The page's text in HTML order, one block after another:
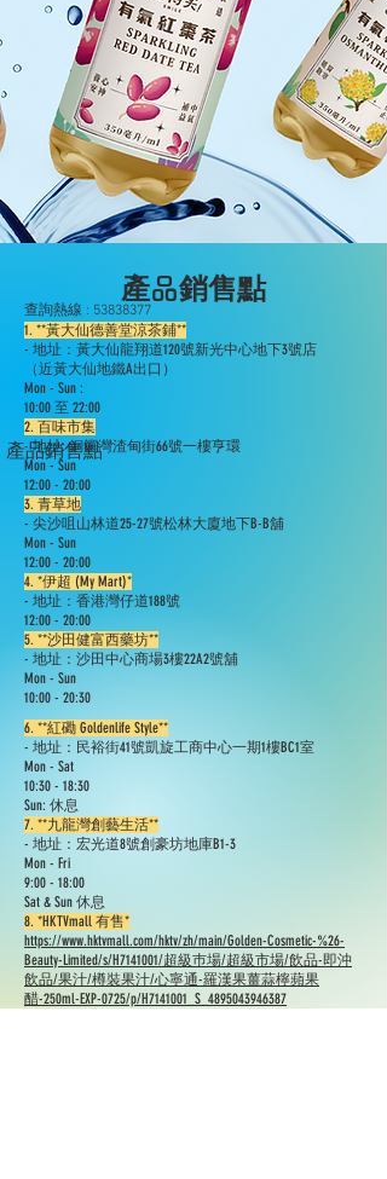
​產品銷售點
產品銷售點
查詢熱線 : 53838377
1. **黃大仙德善堂涼茶鋪**
- 地址：黃大仙龍翔道120號新光中心地下3號店
（近黃大仙地鐵A出口）
Mon - Sun :
10:00 至 22:00
2. 百味市集
- 地址: 銅鑼灣渣甸街66號一樓亨環
Mon - Sun
12:00 - 20:00
3. 青草地
- 尖沙咀山林道25-27號松林大廈地下B-B舖
Mon - Sun
12:00 - 20:00
4. *伊超 (My Mart)*
- 地址：香港灣仔道188號
12:00 - 20:00
5. **沙田健富西藥坊**
- 地址：沙田中心商場3樓22A2號舖
Mon - Sun
10:00 - 20:30​
6. **紅磡 Goldenlife Style**
- 地址：民裕街41號凱旋工商中心一期1樓BC1室
Mon - Sat
10:30 - 18:30
Sun: 休息
7. **九龍灣創藝生活**
- 地址：宏光道8號創豪坊地庫B1-3
Mon - Fri
9:00 - 18:00
Sat & Sun 休息
8. *HKTVmall 有售*
https://www.hktvmall.com/hktv/zh/main/Golden-Cosmetic-%26-
Beauty-Limited/s/H7141001/超級巿場/超級市場/飲品-即沖
飲品/果汁/樽裝果汁/心寧通-羅漢果薑蒜檸蘋果
醋-250ml-EXP-0725/p/H7141001_S_4895043946387